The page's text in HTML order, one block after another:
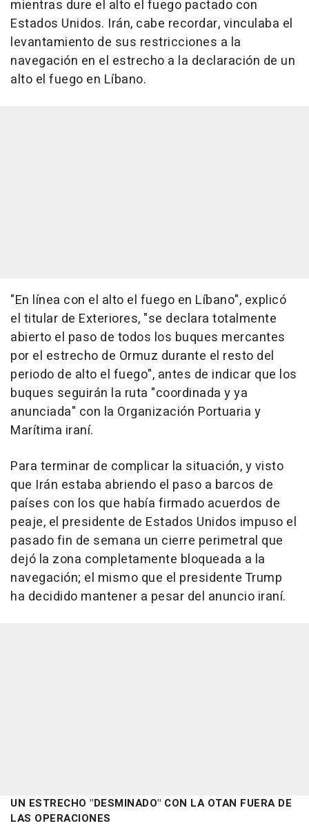
mientras dure el alto el fuego pactado con
Estados Unidos. Irán, cabe recordar, vinculaba el
levantamiento de sus restricciones a la
navegación en el estrecho a la declaración de un
alto el fuego en Líbano.
"En línea con el alto el fuego en Líbano", explicó
el titular de Exteriores, "se declara totalmente
abierto el paso de todos los buques mercantes
por el estrecho de Ormuz durante el resto del
periodo de alto el fuego", antes de indicar que los
buques seguirán la ruta "coordinada y ya
anunciada" con la Organización Portuaria y
Marítima iraní.
Para terminar de complicar la situación, y visto
que Irán estaba abriendo el paso a barcos de
países con los que había firmado acuerdos de
peaje, el presidente de Estados Unidos impuso el
pasado fin de semana un cierre perimetral que
dejó la zona completamente bloqueada a la
navegación; el mismo que el presidente Trump
ha decidido mantener a pesar del anuncio iraní.
UN ESTRECHO "DESMINADO" CON LA OTAN FUERA DE
LAS OPERACIONES